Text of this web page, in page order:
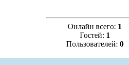
Онлайн всего: 1
Гостей: 1
Пользователей: 0